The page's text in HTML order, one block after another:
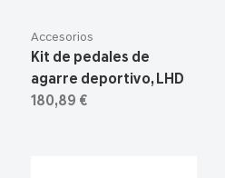
Accesorios
Kit de pedales de
agarre deportivo, LHD
180,89 €